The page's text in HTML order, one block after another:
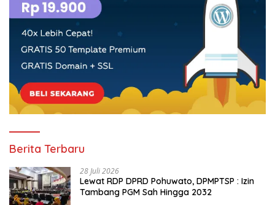
Berita Terbaru
28 Juli 2026
Lewat RDP DPRD Pohuwato, DPMPTSP : Izin
Tambang PGM Sah Hingga 2032